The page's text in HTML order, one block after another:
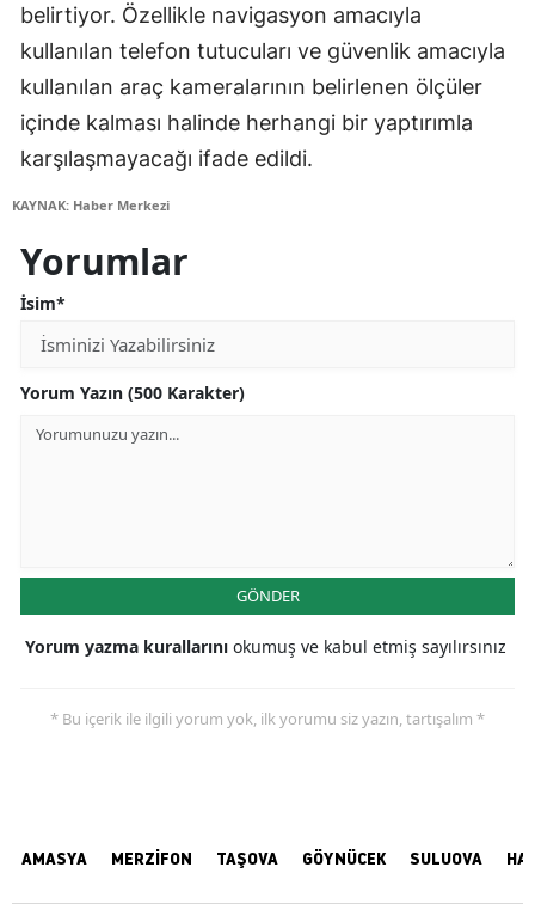
belirtiyor. Özellikle navigasyon amacıyla
kullanılan telefon tutucuları ve güvenlik amacıyla
kullanılan araç kameralarının belirlenen ölçüler
içinde kalması halinde herhangi bir yaptırımla
karşılaşmayacağı ifade edildi.
KAYNAK: Haber Merkezi
Yorumlar
İsim*
Yorum Yazın (500 Karakter)
GÖNDER
Yorum yazma kurallarını okumuş ve kabul etmiş sayılırsınız
* Bu içerik ile ilgili yorum yok, ilk yorumu siz yazın, tartışalım *
AMASYA MERZİFON TAŞOVA GÖYNÜCEK SULUOVA